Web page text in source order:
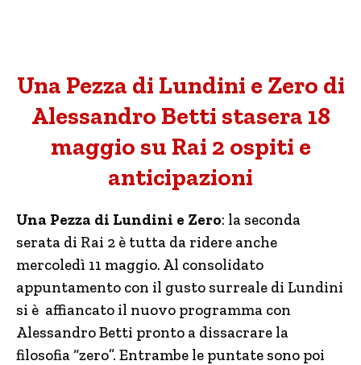
Una Pezza di Lundini e Zero di
Alessandro Betti stasera 18
maggio su Rai 2 ospiti e
anticipazioni
Una Pezza di Lundini e Zero: la seconda
serata di Rai 2 è tutta da ridere anche
mercoledì 11 maggio. Al consolidato
appuntamento con il gusto surreale di Lundini
si è affiancato il nuovo programma con
Alessandro Betti pronto a dissacrare la
filosofia “zero”. Entrambe le puntate sono poi